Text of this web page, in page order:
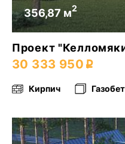
356,87 м2
Проект
30 333 950
Кирпич